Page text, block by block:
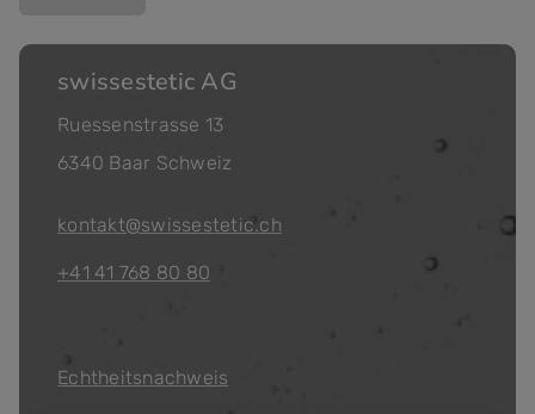
swissestetic AG
Ruessenstrasse 13
6340 Baar Schweiz
kontakt@swissestetic.ch
+41 41 768 80 80
Echtheitsnachweis